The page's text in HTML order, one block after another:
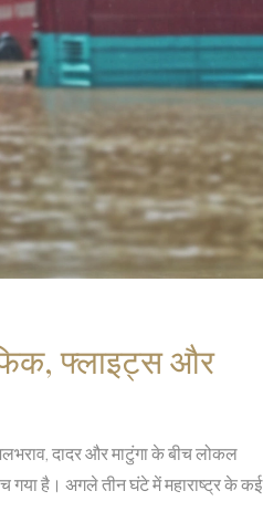
फ्लाइट्स और
दादर और माटुंगा के बीच लोकल
गया है। अगले तीन घंटे में महाराष्ट्र के कई